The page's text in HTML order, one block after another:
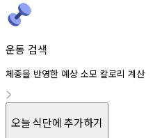
운동 검색
체중을 반영한 예상 소모 칼로리 계산
오늘 식단에 추가하기